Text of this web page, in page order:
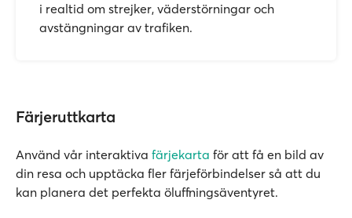
i realtid om strejker, väderstörningar och
avstängningar av trafiken.
Färjeruttkarta
Använd vår interaktiva färjekarta för att få en bild av
din resa och upptäcka fler färjeförbindelser så att du
kan planera det perfekta öluffningsäventyret.